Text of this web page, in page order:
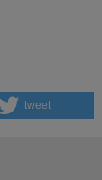
tweet